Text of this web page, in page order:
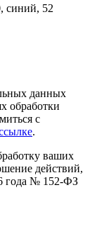
синий, 52
данных
обработки
с
.
ваших
действий,
года № 152-ФЗ